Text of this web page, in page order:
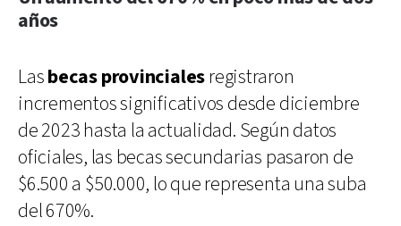
años
Lasbecas provincialesregistraron
incrementos significativos desde diciembre
de 2023 hasta la actualidad. Según datos
oficiales, las becas secundarias pasaron de
$6.500 a $50.000, lo que representa una suba
del 670%.